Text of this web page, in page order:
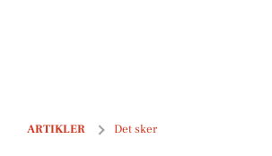
ARTIKLER Det sker
Kom i julestemning med Frivilligcenter